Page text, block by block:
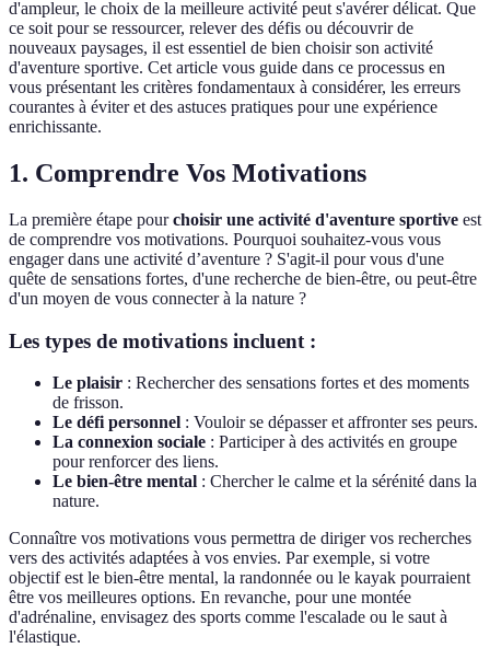
d'ampleur, le choix de la meilleure activité peut s'avérer délicat. Que
ce soit pour se ressourcer, relever des défis ou découvrir de
nouveaux paysages, il est essentiel de bien choisir son activité
d'aventure sportive. Cet article vous guide dans ce processus en
vous présentant les critères fondamentaux à considérer, les erreurs
courantes à éviter et des astuces pratiques pour une expérience
enrichissante.
1. Comprendre Vos Motivations
La première étape pourchoisir une activité d'aventure sportive est
de comprendre vos motivations. Pourquoi souhaitez-vous vous
engager dans une activité d’aventure ? S'agit-il pour vous d'une
quête de sensations fortes, d'une recherche de bien-être, ou peut-être
d'un moyen de vous connecter à la nature ?
Les types de motivations incluent :
Le plaisir : Rechercher des sensations fortes et des moments
de frisson.
Le défi personnel : Vouloir se dépasser et affronter ses peurs.
La connexion sociale : Participer à des activités en groupe
pour renforcer des liens.
Le bien-être mental : Chercher le calme et la sérénité dans la
nature.
Connaître vos motivations vous permettra de diriger vos recherches
vers des activités adaptées à vos envies. Par exemple, si votre
objectif est le bien-être mental, la randonnée ou le kayak pourraient
être vos meilleures options. En revanche, pour une montée
d'adrénaline, envisagez des sports comme l'escalade ou le saut à
l'élastique.